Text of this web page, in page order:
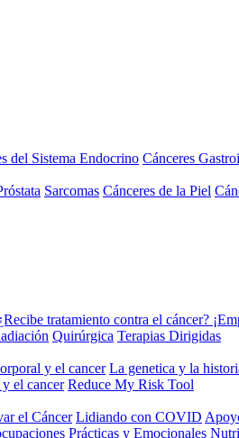
del Sistema Endocrino Cánceres
Sarcomas Cánceres de la Piel
tratamiento contra el cáncer?
Quirúrgica Terapias Dirigidas
y el cancer La genetica y la
el cancer Reduce My Risk Tool
el Cáncer Lidiando con COVID
Prácticas y Emocionales